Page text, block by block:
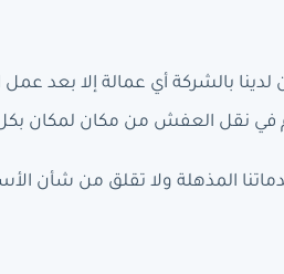
لدينا بالشركة أي عمالة إلا بعد
في نقل العفش من مكان لمكان
المذهلة ولا تقلق من شأن